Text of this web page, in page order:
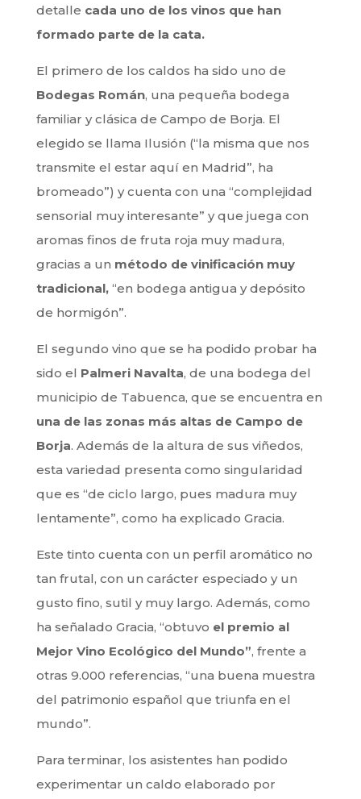
detalle cada uno de los vinos que han
formado parte de la cata.
El primero de los caldos ha sido uno de
Bodegas Román, una pequeña bodega
familiar y clásica de Campo de Borja. El
elegido se llama Ilusión (“la misma que nos
transmite el estar aquí en Madrid”, ha
bromeado”) y cuenta con una “complejidad
sensorial muy interesante” y que juega con
aromas finos de fruta roja muy madura,
gracias a un método de vinificación muy
tradicional,“en bodega antigua y depósito
de hormigón”.
El segundo vino que se ha podido probar ha
sido el Palmeri Navalta, de una bodega del
municipio de Tabuenca, que se encuentra en
una de las zonas más altas de Campo de
Borja. Además de la altura de sus viñedos,
esta variedad presenta como singularidad
que es “de ciclo largo, pues madura muy
lentamente”, como ha explicado Gracia.
Este tinto cuenta con un perfil aromático no
tan frutal, con un carácter especiado y un
gusto fino, sutil y muy largo. Además, como
ha señalado Gracia, “obtuvo el premio al
Mejor Vino Ecológico del Mundo”, frente a
otras 9.000 referencias, “una buena muestra
del patrimonio español que triunfa en el
mundo”.
Para terminar, los asistentes han podido
experimentar un caldo elaborado por